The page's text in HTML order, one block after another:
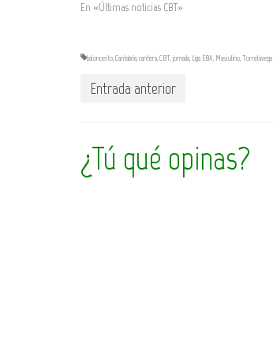
En «Últimas noticias CBT»
baloncesto,Cantabria,cantera,CBT,jornada, Liga EBA, Masculino,Torrelavega
Entrada anterior
¿Tú qué opinas?